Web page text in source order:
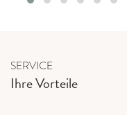
SERVICE
Ihre Vorteile